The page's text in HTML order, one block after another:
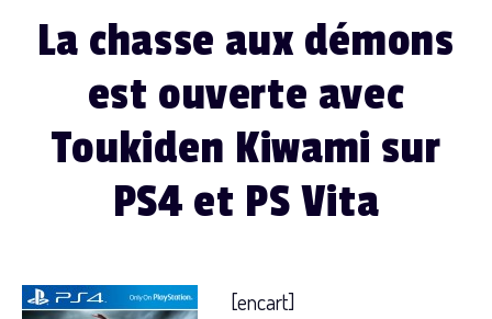
La chasse aux démons
est ouverte avec
Toukiden Kiwami sur
PS4 et PS Vita
[encart]